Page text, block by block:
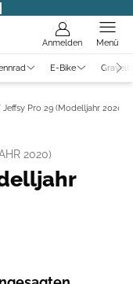
Anmelden Menü
E-Bike
Jeffsy Pro 29 (Modelljahr 2020)
2020)